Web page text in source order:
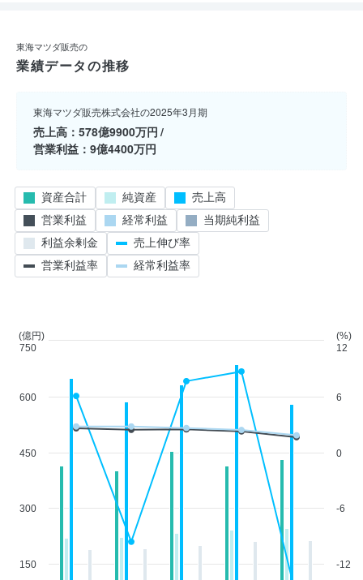
東海マツダ販売の
業績データの推移
東海マツダ販売株式会社の2025年3月期
売上高
578億9900万円
営業利益
9億4400万円
150
300
450
600
(億円)
750
-12
-6
0
6
(%)
12
資産合計 純資産
売上高
営業利益
経常利益
当期純利益
利益余剰金
売上伸び率
営業利益率
経常利益率